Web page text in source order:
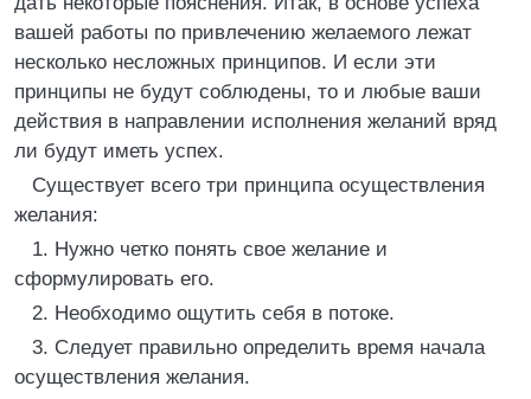
вашей работы по привлечению желаемого лежат
несколько несложных принципов. И если эти
принципы не будут соблюдены, то и любые ваши
действия в направлении исполнения желаний вряд
ли будут иметь успех.
Существует всего три принципа осуществления
желания:
1. Нужно четко понять свое желание и
сформулировать его.
2. Необходимо ощутить себя в потоке.
3. Следует правильно определить время начала
осуществления желания.